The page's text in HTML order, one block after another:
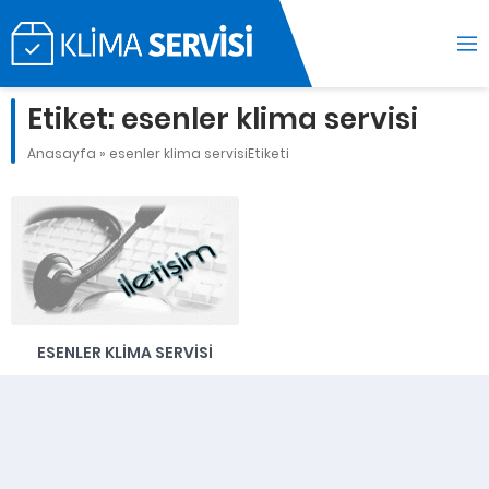
Etiket: esenler klima servisi
Anasayfa » esenler klima servisiEtiketi
ESENLER KLIMA SERVISI